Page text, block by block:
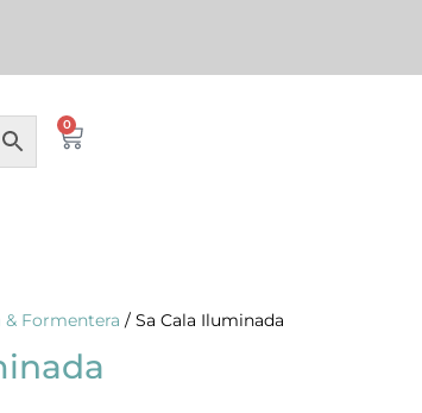
0
& Formentera / Sa Cala Iluminada